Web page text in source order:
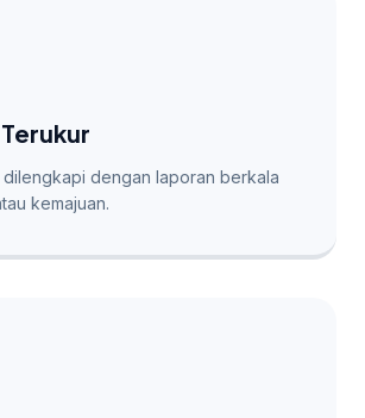
dengan laporan berkala
kemajuan.